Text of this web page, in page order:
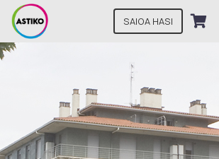
SAIOA HASI